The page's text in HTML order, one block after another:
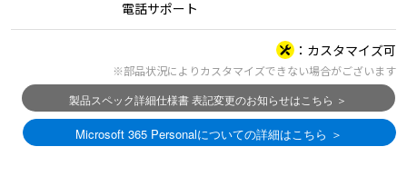
電話サポート
カスタマイズ可
※部品状況によりカスタマイズできない場合がございます